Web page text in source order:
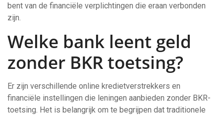
bent van de financiële verplichtingen die eraan verbonden
zijn.
Welke bank leent geld
zonder BKR toetsing?
Er zijn verschillende online kredietverstrekkers en
financiële instellingen die leningen aanbieden zonder BKR-
toetsing. Het is belangrijk om te begrijpen dat traditionele